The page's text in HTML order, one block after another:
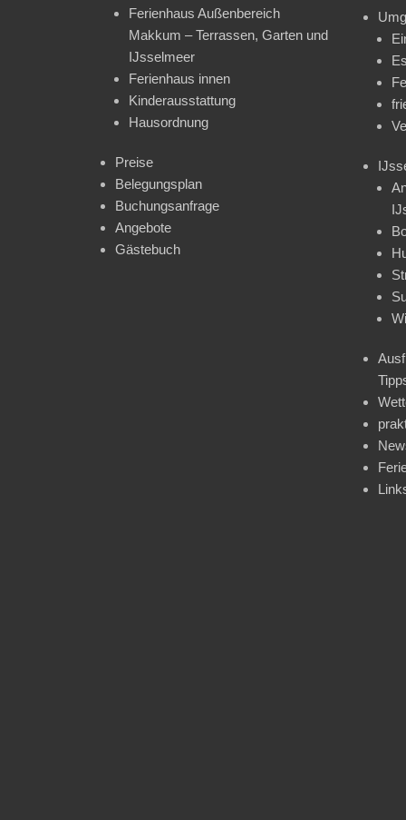
Ferienhaus Außenbereich
Makkum – Terrassen, Garten und
IJsselmeer
Ferienhaus innen
Kinderausstattung
Hausordnung
Preise
Belegungsplan
Buchungsanfrage
Angebote
Gästebuch